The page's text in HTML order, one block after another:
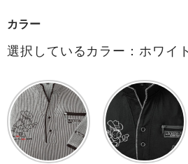
カラー
選択しているカラー：ホワイト